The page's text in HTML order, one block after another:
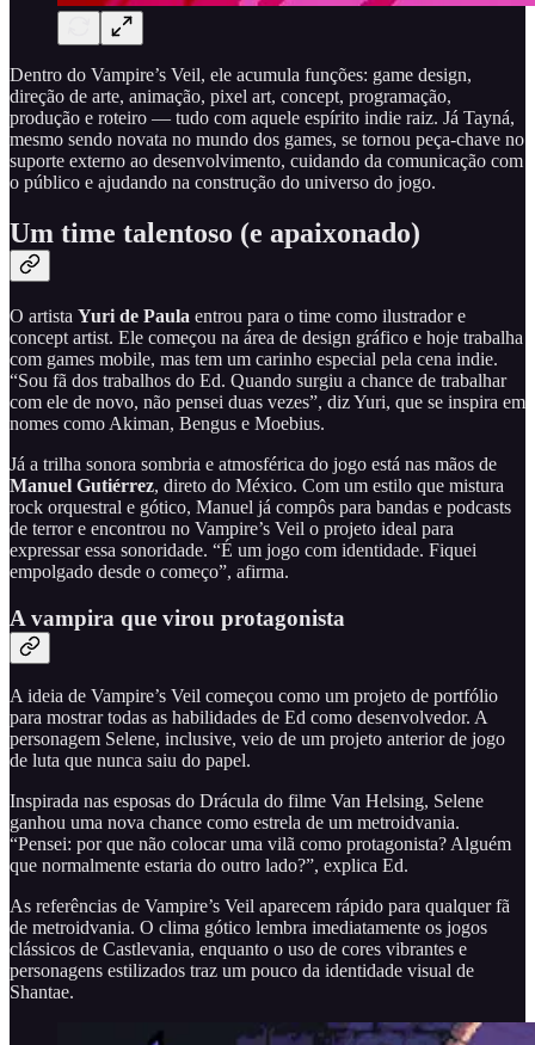
Dentro do Vampire’s Veil, ele acumula funções: game design,
direção de arte, animação, pixel art, concept, programação,
produção e roteiro — tudo com aquele espírito indie raiz. Já Tayná,
mesmo sendo novata no mundo dos games, se tornou peça-chave no
suporte externo ao desenvolvimento, cuidando da comunicação com
o público e ajudando na construção do universo do jogo.
Um time talentoso (e apaixonado)
O artista Yuri de Paula entrou para o time como ilustrador e
concept artist. Ele começou na área de design gráfico e hoje trabalha
com games mobile, mas tem um carinho especial pela cena indie.
“Sou fã dos trabalhos do Ed. Quando surgiu a chance de trabalhar
com ele de novo, não pensei duas vezes”, diz Yuri, que se inspira em
nomes como Akiman, Bengus e Moebius.
Já a trilha sonora sombria e atmosférica do jogo está nas mãos de
Manuel Gutiérrez, direto do México. Com um estilo que mistura
rock orquestral e gótico, Manuel já compôs para bandas e podcasts
de terror e encontrou no Vampire’s Veil o projeto ideal para
expressar essa sonoridade. “É um jogo com identidade. Fiquei
empolgado desde o começo”, afirma.
A vampira que virou protagonista
A ideia de Vampire’s Veil começou como um projeto de portfólio
para mostrar todas as habilidades de Ed como desenvolvedor. A
personagem Selene, inclusive, veio de um projeto anterior de jogo
de luta que nunca saiu do papel.
Inspirada nas esposas do Drácula do filme Van Helsing, Selene
ganhou uma nova chance como estrela de um metroidvania.
“Pensei: por que não colocar uma vilã como protagonista? Alguém
que normalmente estaria do outro lado?”, explica Ed.
As referências de Vampire’s Veil aparecem rápido para qualquer fã
de metroidvania. O clima gótico lembra imediatamente os jogos
clássicos de Castlevania, enquanto o uso de cores vibrantes e
personagens estilizados traz um pouco da identidade visual de
Shantae.